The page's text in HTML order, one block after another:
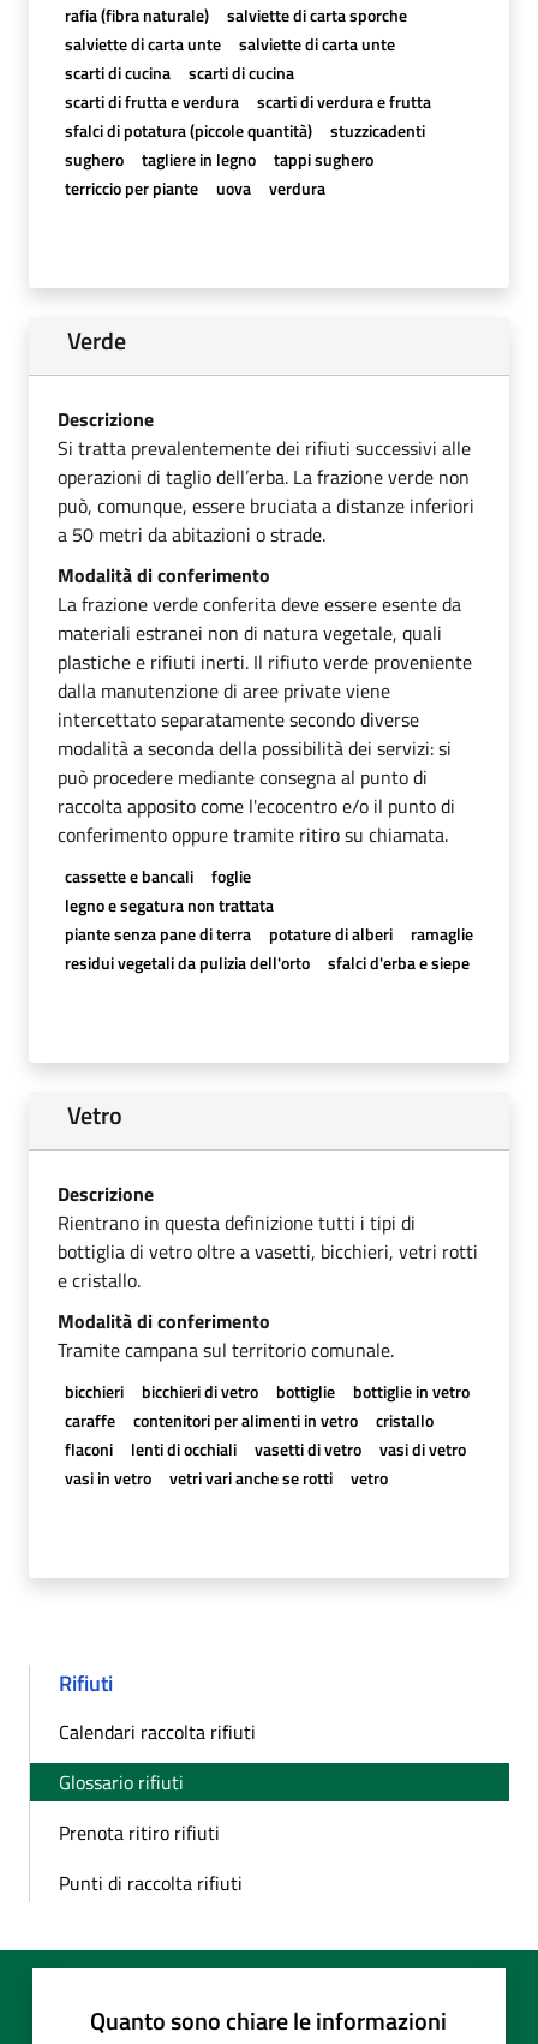
rafia (fibra naturale)
salviette di carta sporche
salviette di carta unte
salviette di carta unte
scarti di cucina
scarti di cucina
scarti di frutta e verdura
scarti di verdura e frutta
sfalci di potatura (piccole quantità)
stuzzicadenti
sughero
tagliere in legno
tappi sughero
terriccio per piante
uova verdura
Verde
Descrizione
Si tratta prevalentemente dei rifiuti successivi alle
operazioni di taglio dell’erba. La frazione verde non
può, comunque, essere bruciata a distanze inferiori
a 50 metri da abitazioni o strade.
Modalità di conferimento
La frazione verde conferita deve essere esente da
materiali estranei non di natura vegetale, quali
plastiche e rifiuti inerti. Il rifiuto verde proveniente
dalla manutenzione di aree private viene
intercettato separatamente secondo diverse
modalità a seconda della possibilità dei servizi: si
può procedere mediante consegna al punto di
raccolta apposito come l'ecocentro e/o il punto di
conferimento oppure tramite ritiro su chiamata.
cassette e bancali
foglie
legno e segatura non trattata
piante senza pane di terra
potature di alberi
ramaglie
residui vegetali da pulizia dell'orto
sfalci d'erba e siepe
Vetro
Descrizione
Rientrano in questa definizione tutti i tipi di
bottiglia di vetro oltre a vasetti, bicchieri, vetri rotti
e cristallo.
Modalità di conferimento
Tramite campana sul territorio comunale.
bicchieri bicchieri di vetro bottiglie
bottiglie in vetro
caraffe
contenitori per alimenti in vetro
cristallo
flaconi
lenti di occhiali vasetti di vetro
vasi di vetro
vasi in vetro
vetri vari anche se rotti vetro
Rifiuti
Calendari raccolta rifiuti
Glossario rifiuti
Prenota ritiro rifiuti
Punti di raccolta rifiuti
Quanto sono chiare le informazioni